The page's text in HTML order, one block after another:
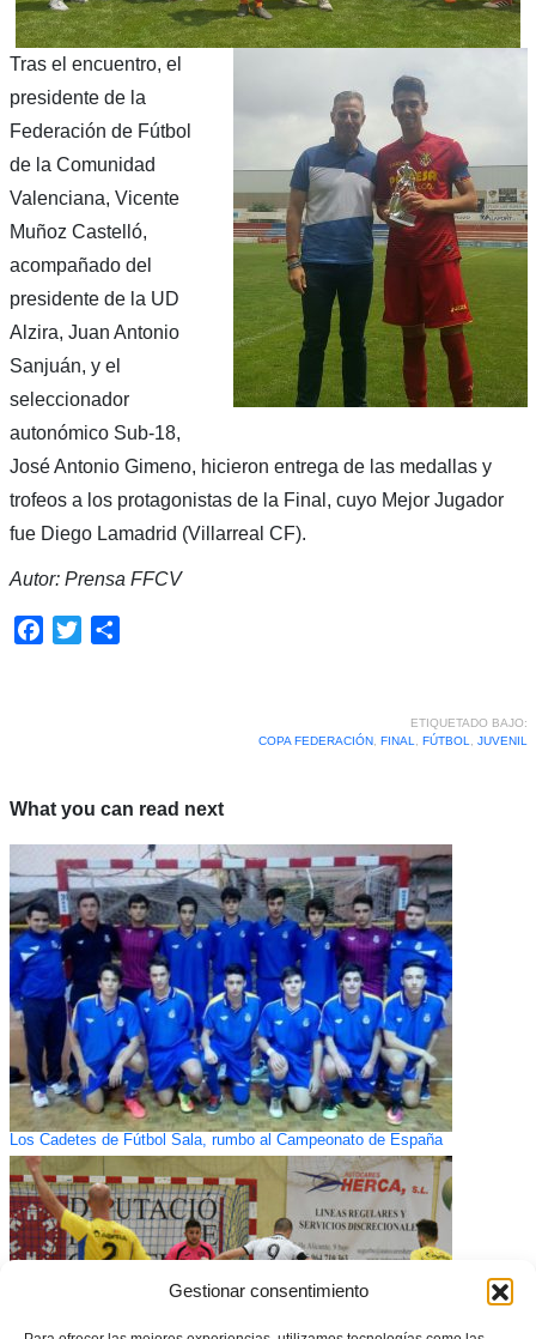
Gestionar consentimiento
Tras el encuentro, el
presidente de la
Federación de Fútbol
de la Comunidad
Valenciana, Vicente
Muñoz Castelló,
acompañado del
presidente de la UD
Alzira, Juan Antonio
Sanjuán, y el
seleccionador
autonómico Sub-18,
José Antonio Gimeno, hicieron entrega de las medallas y
trofeos a los protagonistas de la Final, cuyo Mejor Jugador
fue Diego Lamadrid (Villarreal CF).
Autor: Prensa FFCV
Facebook
Twitter
ETIQUETADO BAJO:
COPA FEDERACIÓN, FINAL FÚTBOL JUVENIL
What you can read next
Los Cadetes de Fútbol Sala, rumbo al Campeonato de España